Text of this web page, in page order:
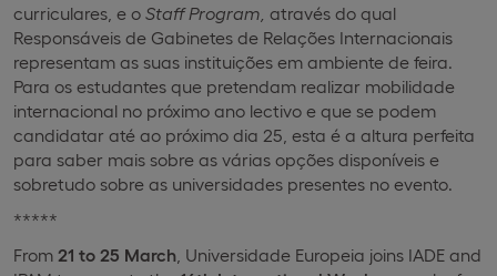
curriculares, e o Staff Program, através do qual
Responsáveis de Gabinetes de Relações Internacionais
representam as suas instituições em ambiente de feira.
Para os estudantes que pretendam realizar mobilidade
internacional no próximo ano lectivo e que se podem
candidatar até ao próximo dia 25, esta é a altura perfeita
para saber mais sobre as várias opções disponíveis e
sobretudo sobre as universidades presentes no evento.
*****
From 21 to 25 March , Universidade Europeia joins IADE and